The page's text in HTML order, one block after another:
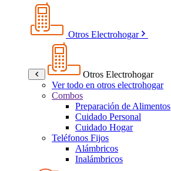
Otros Electrohogar
Otros Electrohogar
Ver todo en otros electrohogar
Combos
Preparación de Alimentos
Cuidado Personal
Cuidado Hogar
Teléfonos Fijos
Alámbricos
Inalámbricos